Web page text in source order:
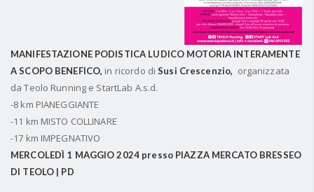
MANIFESTAZIONE PODISTICA LUDICO MOTORIA INTERAMENTE
A SCOPO BENEFICO, in ricordo di Susi Crescenzio, organizzata
da Teolo Running e StartLab A.s.d.
-8 km PIANEGGIANTE
-11 km MISTO COLLINARE
-17 km IMPEGNATIVO
MERCOLEDÌ 1 MAGGIO 2024 presso PIAZZA MERCATO BRESSEO
DI TEOLO | PD